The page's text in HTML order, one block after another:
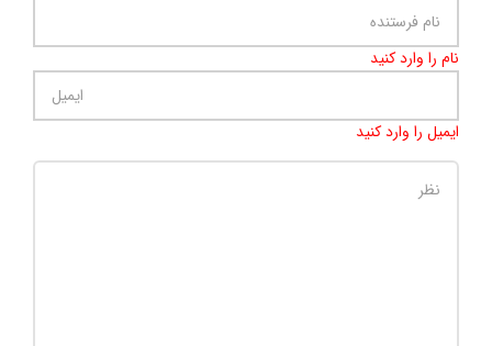
نام را وارد کنید
ایمیل را وارد کنید